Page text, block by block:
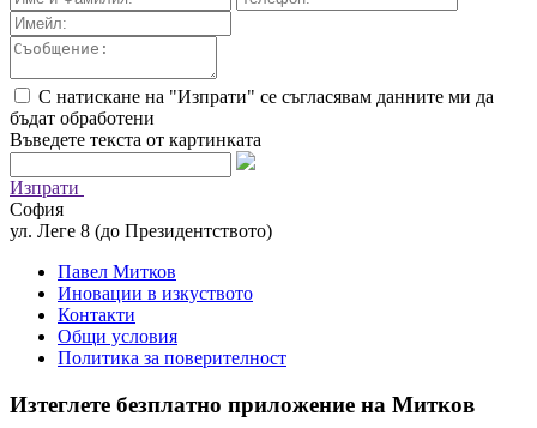
С натискане на "Изпрати" се съгласявам данните ми да
бъдат обработени
Въведете текста от картинката
Изпрати
София
ул. Леге 8 (до Президентството)
Павел Митков
Иновации в изкуството
Контакти
Общи условия
Политика за поверителност
Изтеглете безплатно приложение на Митков